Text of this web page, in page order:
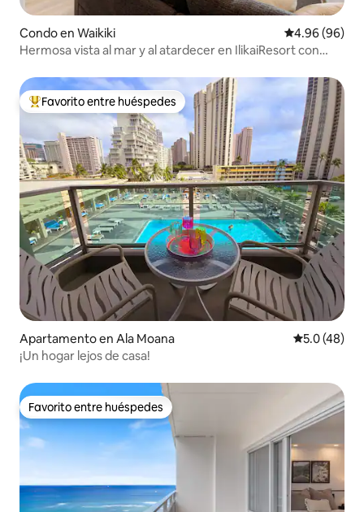
Condo en Waikiki Calificación
4.96 (96)
Hermosa vista al mar y al atardecer en IlikaiResort con
Favorito entre huéspedes preferido
Favorito entre huéspedes
Apartamento en Ala Moana Calificación
5.0 (48)
¡Un hogar lejos de casa!
Favorito entre huéspedes
Favorito entre huéspedes